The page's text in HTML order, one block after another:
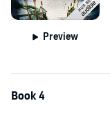
Preview
Book 4